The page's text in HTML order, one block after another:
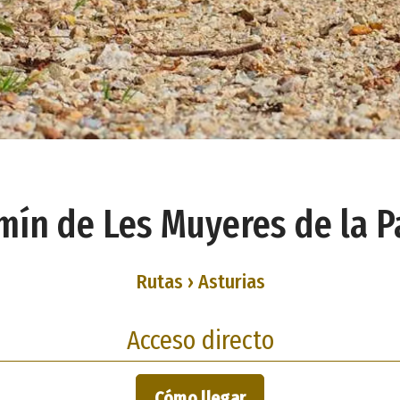
de Les Muyeres de la
Rutas › Asturias
Acceso directo